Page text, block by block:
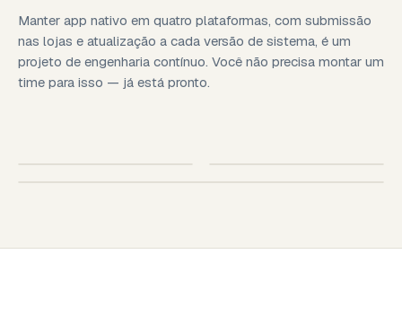
Manter app nativo em quatro plataformas, com submissão
nas lojas e atualização a cada versão de sistema, é um
projeto de engenharia contínuo. Você não precisa montar um
time para isso — já está pronto.
IOS · ANDROID TABLET